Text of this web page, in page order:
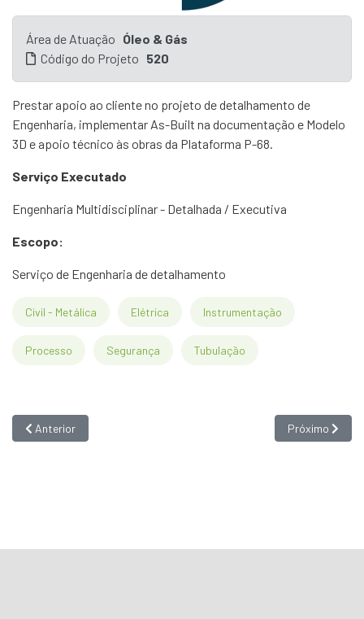
Área de Atuação Óleo & Gás
Código do Projeto 520
Prestar apoio ao cliente no projeto de detalhamento de
Engenharia, implementar As-Built na documentação e Modelo
3D e apoio técnico às obras da Plataforma P-68.
Serviço Executado
Engenharia Multidisciplinar - Detalhada / Executiva
Escopo:
Serviço de Engenharia de detalhamento
Civil - Metálica Elétrica Instrumentação
Processo Segurança Tubulação
Artigo anterior: ETO-RCD
Anterior Próximo
Próximo